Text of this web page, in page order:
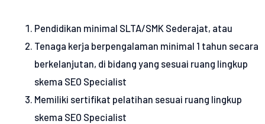
Pendidikan minimal SLTA/SMK Sederajat, atau
Tenaga kerja berpengalaman minimal 1 tahun secara
berkelanjutan, di bidang yang sesuai ruang lingkup
skema SEO Specialist
Memiliki sertifikat pelatihan sesuai ruang lingkup
skema SEO Specialist